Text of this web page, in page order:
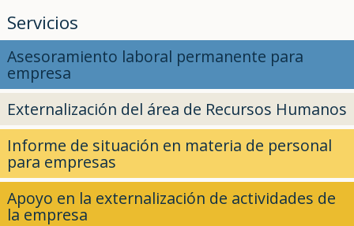
Servicios
Asesoramiento laboral permanente para
empresa
Externalización del área de Recursos Humanos
Informe de situación en materia de personal
para empresas
Apoyo en la externalización de actividades de
la empresa